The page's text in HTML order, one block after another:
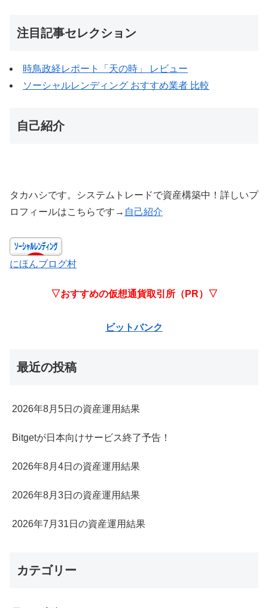
注目記事セレクション
時鳥政経レポート「天の時」 レビュー
ソーシャルレンディング おすすめ業者 比較
自己紹介
タカハシです。システムトレードで資産構築中！詳しいプ
ロフィールはこちらです→ 自己紹介
にほんブログ村
▽おすすめの仮想通貨取引所（PR）▽
ビットバンク
最近の投稿
2026年8月5日の資産運用結果
Bitgetが日本向けサービス終了予告！
2026年8月4日の資産運用結果
2026年8月3日の資産運用結果
2026年7月31日の資産運用結果
カテゴリー